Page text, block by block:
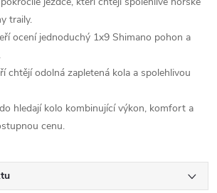
traily.
ocení jednoduchý 1x9 Shimano pohon a
chtějí odolná zapletená kola a spolehlivou
hledají kolo kombinující výkon, komfort a
cenu.